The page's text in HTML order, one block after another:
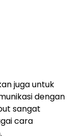
juga untuk
dengan
sangat
cara